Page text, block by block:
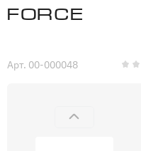
Force
Арт. 00-000048